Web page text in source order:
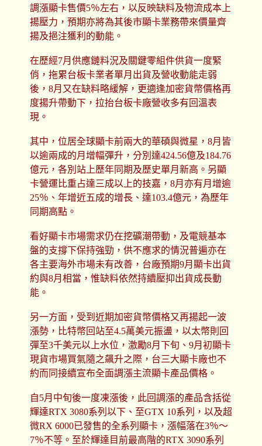
調漲顯卡售價5％左右，以反映缺料及物流成本上
揚壓力，預期亦將為其後市顯卡業務帶來價量齊
揚及挹注獲利的動能。
在歷經7月供應鏈料況及關鍵零組件供貨一度緊
俏，拖累台板卡業者單月出貨及營收動能走弱
後，8月又在缺料略緩解，更適逢加密貨幣價格再
度揚升帶動下，拉抬台板卡廠營收多有回溫表
現。
其中，位居全球顯卡前兩大的華碩與微星，8月皆
以逾兩成的月增幅彈升，分別達424.56億及184.76
億元，各別站上歷年同期及歷史單月新高。另顯
卡營運比重占達三成以上的技嘉，8月亦有月增逾
25％、年增近五成的增長、達103.4億元，為歷年
同期高點。
看好顯卡市場需求仍在挖礦潮帶動，及電競基本
盤的支撐下保持強勁，供不應求的情況普遍亦在
各主要海外市場未有改善，台廠預期9月顯卡出貨
約與8月相當，惟缺料依然持續壓抑出貨成長動
能。
另一方面，受到近期加密貨幣價格又再揚起一波
漲勢，比特幣回站至4.5萬美元振盪，以太幣則回
彈至3千美元以上水位，激勵8月下旬、9月初顯卡
現貨市場買氣隨之飆升之際，台三大顯卡廠也不
約而同接續宣布全面調漲主流顯卡產品價格。
自5月中旬後一度凍漲後，此回調漲的產品含括從
輝達RTX 3080系列以下、至GTX 10系列，以及超
微RX 6000已發售的全系列顯卡，漲幅落在3％～
7％不等。至於輝達目前最高階的RTX 3090系列